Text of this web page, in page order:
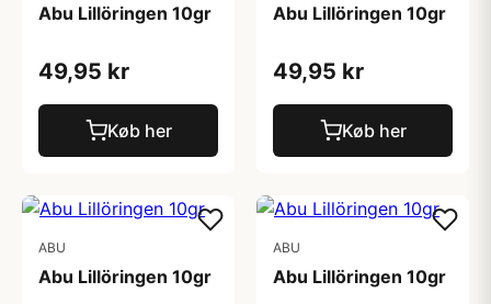
Abu Lillöringen 10gr
49,95 kr
Køb her
Abu Lillöringen 10gr
49,95 kr
Køb her
ABU
Abu Lillöringen 10gr
ABU
Abu Lillöringen 10gr